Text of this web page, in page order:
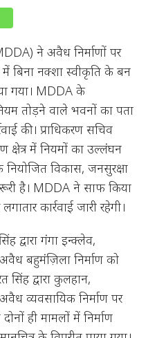
ने अवैध निर्माणों पर
में बिना नक्शा स्वीकृति के बन
गया। MDDA के
तोड़ने वाले भवनों का पता
की। प्राधिकरण सचिव
क्षेत्र में नियमों का उल्लंघन
नियोजित विकास, जनसुरक्षा
है। MDDA ने साफ किया
कार्रवाई जारी रहेगी।
द्वारा गंगा इन्क्लेव,
अवैध बहुमंज़िला निर्माण को
द्वारा कुलहान,
अवैध व्यवसायिक निर्माण पर
ही मामलों में निर्माण